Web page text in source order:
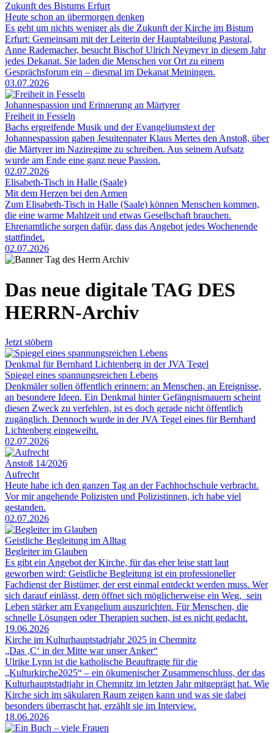
Zukunft des Bistums Erfurt
Heute schon an übermorgen denken
Es geht um nichts weniger als die Zukunft der Kirche im Bistum
Erfurt: Gemeinsam mit der Leiterin der Hauptabteilung Pastoral,
Anne Rademacher, besucht Bischof Ulrich Neymeyr in diesem Jahr
jedes Dekanat. Sie laden die Menschen vor Ort zu einem
Gesprächsforum ein – diesmal im Dekanat Meiningen.
03.07.2026
Johannespassion und Erinnerung an Märtyrer
Freiheit in Fesseln
Bachs ergreifende Musik und der Evangeliumstext der
Johannespassion gaben Jesuitenpater Klaus Mertes den Anstoß, über
die Märtyrer im Naziregime zu schreiben. Aus seinem Aufsatz
wurde am Ende eine ganz neue Passion.
02.07.2026
Elisabeth-Tisch in Halle (Saale)
Mit dem Herzen bei den Armen
Zum Elisabeth-Tisch in Halle (Saale) können Menschen kommen,
die eine warme Mahlzeit und etwas Gesellschaft brauchen.
Ehrenamtliche sorgen dafür, dass das Angebot jedes Wochenende
stattfindet.
02.07.2026
Das neue digitale TAG DES
HERRN-Archiv
Jetzt stöbern
Denkmal für Bernhard Lichtenberg in der JVA Tegel
Spiegel eines spannungsreichen Lebens
Denkmäler sollen öffentlich erinnern: an Menschen, an Ereignisse,
an besondere Ideen. Ein Denkmal hinter Gefängnismauern scheint
diesen Zweck zu verfehlen, ist es doch gerade nicht öffentlich
zugänglich. Dennoch wurde in der JVA Tegel eines für Bernhard
Lichtenberg eingeweiht.
02.07.2026
Anstoß 14/2026
Aufrecht
Heute habe ich den ganzen Tag an der Fachhochschule verbracht.
Vor mir angehende Polizisten und Polizistinnen, ich habe viel
gestanden.
02.07.2026
Geistliche Begleitung im Alltag
Begleiter im Glauben
Es gibt ein Angebot der Kirche, für das eher leise statt laut
geworben wird: Geistliche Begleitung ist ein professioneller
Fachdienst der Bistümer, der erst einmal entdeckt werden muss. Wer
sich darauf einlässt, dem öffnet sich möglicherweise ein Weg, sein
Leben stärker am Evangelium auszurichten. Für Menschen, die
schnelle Lösungen oder Therapien suchen, ist es nicht gedacht.
19.06.2026
Kirche im Kulturhauptstadtjahr 2025 in Chemnitz
„Das ‚C‘ in der Mitte war unser Anker“
Ulrike Lynn ist die katholische Beauftragte für die
„Kulturkirche2025“ – ein ökumenischer Zusammenschluss, der das
Kulturhauptstadtjahr in Chemnitz im letzten Jahr mitgeprägt hat. Wie
Kirche sich im säkularen Raum zeigen kann und was sie dabei
besonders überrascht hat, erzählt sie im Interview.
18.06.2026